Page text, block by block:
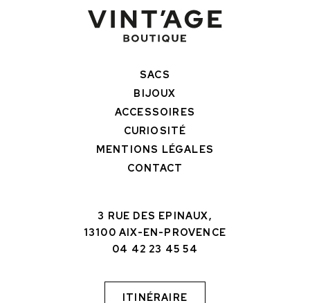
SACS
BIJOUX
ACCESSOIRES
CURIOSITÉ
MENTIONS LÉGALES
CONTACT
3 RUE DES EPINAUX,
13100 AIX-EN-PROVENCE
04 42 23 45 54
ITINÉRAIRE